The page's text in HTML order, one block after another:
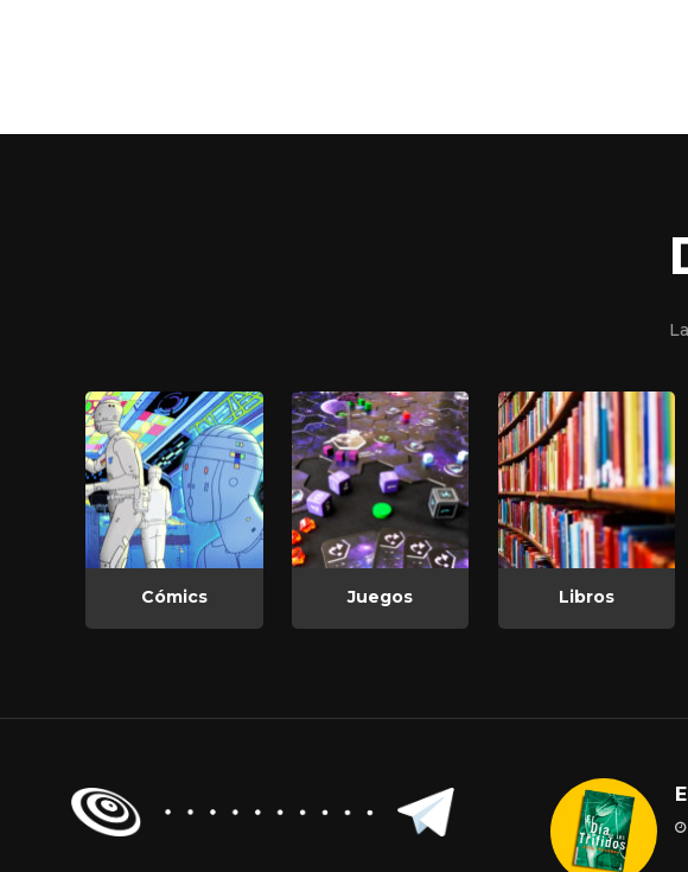
Cómics Juegos Libros